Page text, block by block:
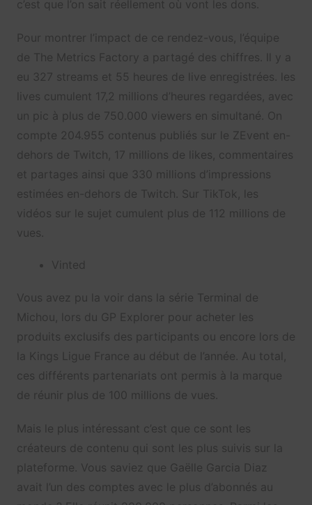
c’est que l’on sait réellement où vont les dons.
Pour montrer l’impact de ce rendez-vous, l’équipe
de The Metrics Factory a partagé des chiffres. Il y a
eu 327 streams et 55 heures de live enregistrées. les
lives cumulent 17,2 millions d’heures regardées, avec
un pic à plus de 750.000 viewers en simultané. On
compte 204.955 contenus publiés sur le ZEvent en-
dehors de Twitch, 17 millions de likes, commentaires
et partages ainsi que 330 millions d’impressions
estimées en-dehors de Twitch. Sur TikTok, les
vidéos sur le sujet cumulent plus de 112 millions de
vues.
Vinted
Vous avez pu la voir dans la série Terminal de
Michou, lors du GP Explorer pour acheter les
produits exclusifs des participants ou encore lors de
la Kings Ligue France au début de l’année. Au total,
ces différents partenariats ont permis à la marque
de réunir plus de 100 millions de vues.
Mais le plus intéressant c’est que ce sont les
créateurs de contenu qui sont les plus suivis sur la
plateforme. Vous saviez que Gaëlle Garcia Diaz
avait l’un des comptes avec le plus d’abonnés au